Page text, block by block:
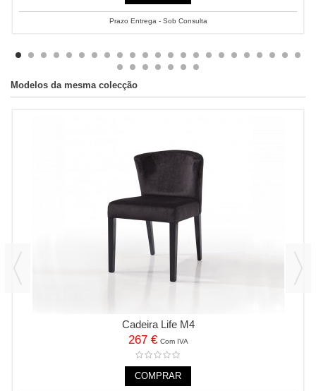
Prazo Entrega - Sob Consulta
Modelos da mesma colecção
Cadeira Life M4
267 € Com IVA
COMPRAR